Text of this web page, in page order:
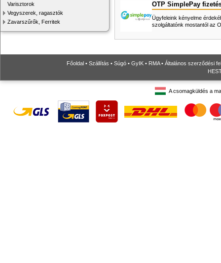
Varisztorok
Vegyszerek, ragasztók
Zavarszűrők, Ferritek
OTP SimplePay
Ügyfeleink kényelme
szolgáltatónk mostantól az
Főoldal • Szállítás • Súgó • GyIK • RMA• Általános szerződési
A csomagküldés a